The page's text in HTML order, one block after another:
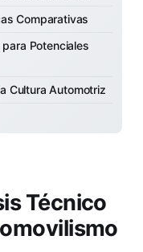
Comparativas
Potenciales
Cultura Automotriz
Técnico